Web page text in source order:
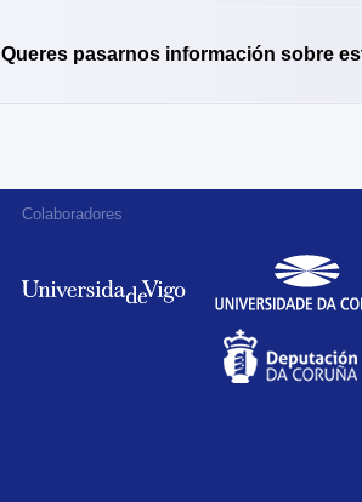
Queres pasarnos información sobre
Colaboradores